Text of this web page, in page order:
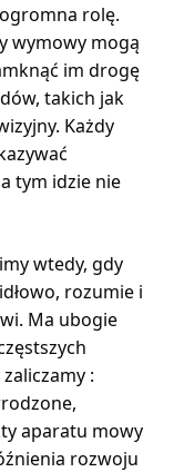
rolę.
wymowy mogą
im drogę
takich jak
Każdy
tym idzie nie
wtedy, gdy
rozumie i
Ma ubogie
:
aparatu mowy
rozwoju